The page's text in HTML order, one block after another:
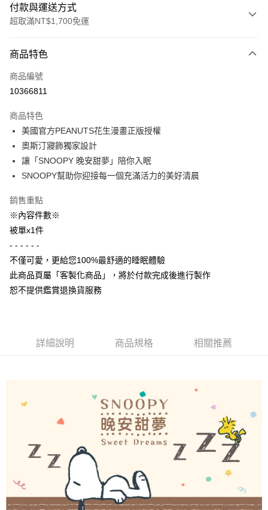
付款與運送方式
超取滿NT$1,700免運
信用卡一次付款
信用卡分期付款
合作金庫商業銀行
華南商業銀行
彰化商業銀行
上海商業儲蓄銀行
國泰世華商業銀行
兆豐國際商業銀行
臺灣中小企業銀行
台中商業銀行
聯邦商業銀行
元大商業銀行
台新國際商業銀行
台灣樂天信用卡公司
6 期 0 利率 每期
華南商業銀行
上海商業儲蓄銀行
台北富邦商業銀行
國泰世華商業銀行
兆豐國際商業銀行
匯豐（台灣）商業銀行
聯邦商業銀行
元大商業銀行
台灣樂天信用卡公司
LINE Pay
Apple Pay
悠遊付
Google Pay
AFTEE先享後付
相關說明
１．簡單：不需註冊會員、不需綁卡、不需儲值。
２．便利：只要手機號碼，簡訊認證，即可結帳。
１．於結帳方式選擇「AFTEE先享後付」後，將跳轉至「AFTEE先享後付」
結帳頁面，進行簡訊認證並確認金額後，即可完成結帳。
２．訂單成立數日內，您將收到繳費通知簡訊。
３．收到繳費通知簡訊後14天內，點擊此簡訊中的連結，可透過四大超商／
ATM／網路銀行／等多元方式進行付款，方視為交易完成。
※ 請注意：結帳手續完成當下不需立刻繳費，但若您需要取消訂單，請聯絡
購買商品的店家。未經商家同意取消之訂單仍視為有效，需透過AFTEE先享
後付繳納相關費用。
※ 交易是否成功請以「AFTEE先享後付 」之結帳頁面顯示為準，若有關於
是否繳費成功／繳費後需取消欲退款等相關疑問，請聯繫「AFTEE先享後付
客戶支援中心」https://netprotections.freshdesk.com/support/home
運送方式
付款後萊爾富取貨
每筆NT$80，滿NT$2,000(含以上)免運費
每筆NT$100，滿NT$3,000(含以上)免運費
商品特色
商品編號
10366811
商品特色
美國官方PEANUTS花生漫畫正版授權
奧斯汀寢飾獨家設計
讓「SNOOPY 晚安甜夢」陪你入眠
SNOOPY幫助你迎接每一個充滿活力的美好清晨
銷售重點
※內容件數※
被單x1件
- - - - - -
不僅可愛，更給您100%最舒適的睡眠體驗
此商品頁屬「客製化商品」，將於付款完成後進行製作
恕不提供鑑賞退換貨服務
詳細說明 商品規格 相關推薦